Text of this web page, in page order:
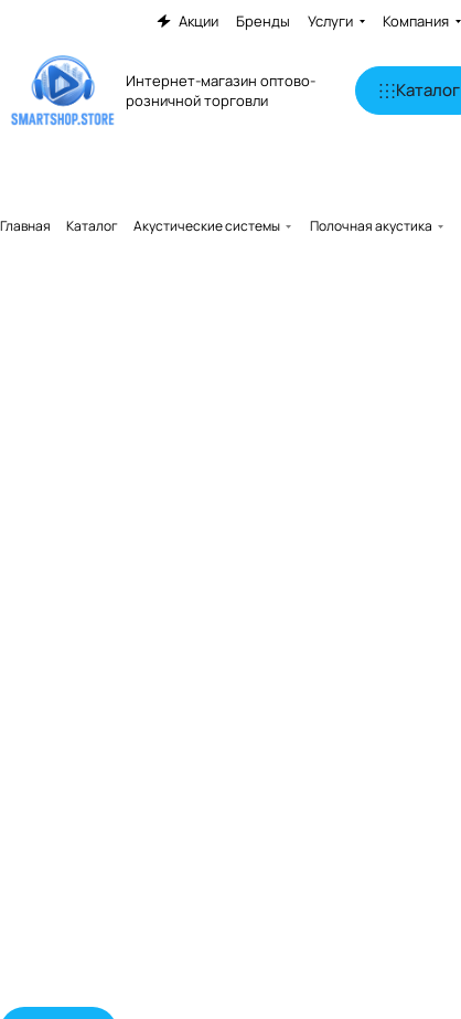
Акции Бренды Услуги Компания
Интернет-магазин оптово-
розничной торговли
Каталог
Главная Каталог Акустические системы Полочная акустика